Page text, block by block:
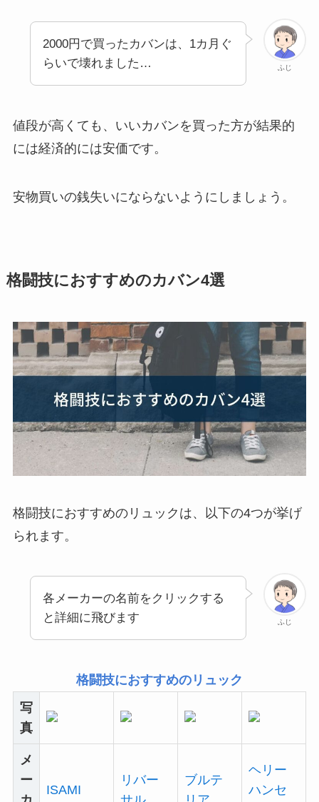
ふじ
2000円で買ったカバンは、1カ月ぐ
らいで壊れました…
値段が高くても、いいカバンを買った方が結果的
には経済的には安価です。
安物買いの銭失いにならないようにしましょう。
格闘技におすすめのカバン4選
格闘技におすすめのリュックは、以下の4つが挙げ
られます。
ふじ
各メーカーの名前をクリックする
と詳細に飛びます
格闘技におすすめのリュック
写
真
メ
ー
ISAMI
リバー
ブルテ
ヘリー
ハンセ